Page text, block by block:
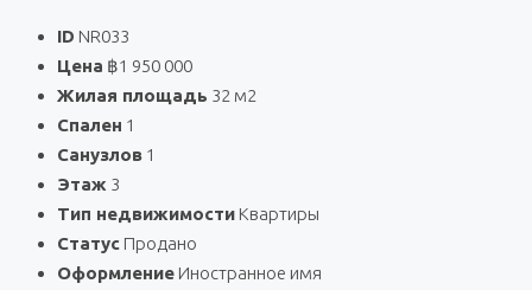
ID NR033
Цена ฿1 950 000
Жилая площадь 32 м2
Спален 1
Санузлов 1
Этаж 3
Тип недвижимости Квартиры
Статус Продано
Оформление Иностранное имя